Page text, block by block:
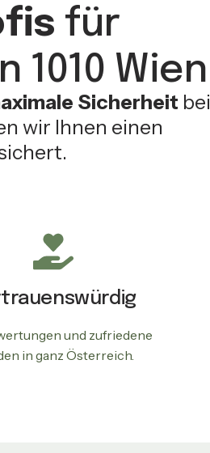
für
Wien
Sicherheit bei
wir Ihnen einen
und zufriedene
in ganz Österreich.